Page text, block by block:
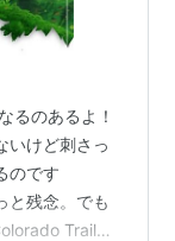
るのあるよ！
いけど刺さっ
のです
と残念。でも
Trail